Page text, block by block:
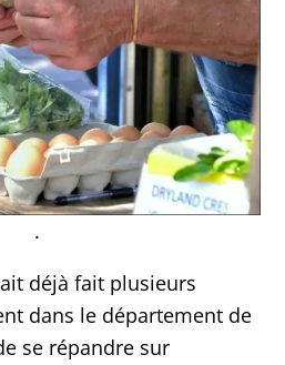
.
déjà fait plusieurs
dans le département de
se répandre sur